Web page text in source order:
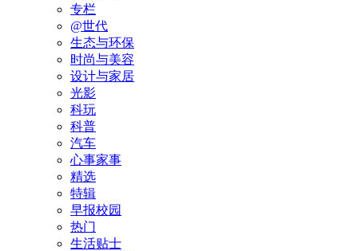
专栏
@世代
生态与环保
时尚与美容
设计与家居
光影
科玩
科普
汽车
心事家事
精选
特辑
早报校园
热门
生活贴士